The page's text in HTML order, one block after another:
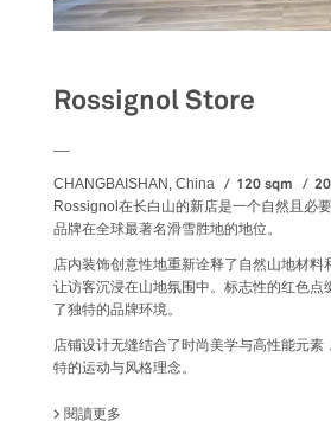
Rossignol Store
CHANGBAISHAN, China 120 sqm
Rossignol在长白山的新店是一个自然且必
品牌在全球最著名滑雪胜地的地位。
店内装饰创意性地重新诠释了自然山地材料
让访客沉浸在山地氛围中。标志性的红色点
了独特的品牌环境。
店铺设计无缝结合了时尚美学与高性能元
特的运动与风格理念。
閱讀更多